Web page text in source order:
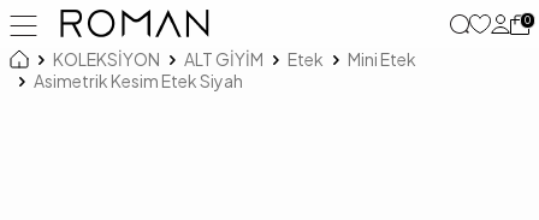
0
KOLEKSİYON ALT GİYİM Etek
Mini Etek
Asimetrik Kesim Etek Siyah